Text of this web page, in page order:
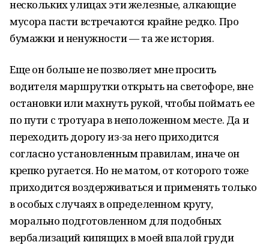
нескольких улицах эти железные, алкающие
мусора пасти встречаются крайне редко. Про
бумажки и ненужности — та же история.
Еще он больше не позволяет мне просить
водителя маршрутки открыть на светофоре, вне
остановки или махнуть рукой, чтобы поймать ее
по пути с тротуара в неположенном месте. Да и
переходить дорогу из-за него приходится
согласно установленным правилам, иначе он
крепко ругается. Но не матом, от которого тоже
приходится воздерживаться и применять только
в особых случаях в определенном кругу,
морально подготовленном для подобных
вербализаций кипящих в моей впалой груди